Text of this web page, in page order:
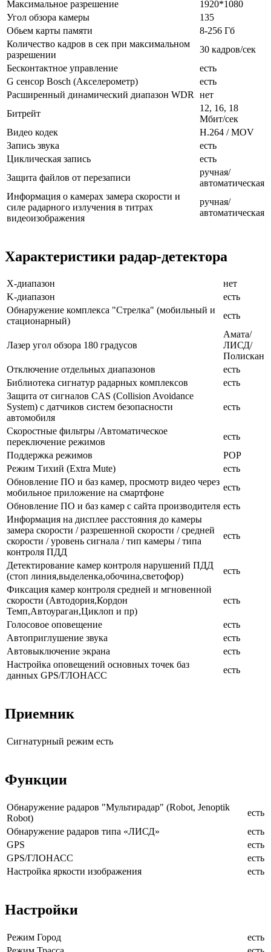
Максимальное разрешение
1920*1080
Угол обзора камеры
135
Обьем карты памяти
8-256 Гб
Количество кадров в сек при максимальном
разрешении
30 кадров/сек
Бесконтактное управление
есть
G сенсор Bosch (Акселерометр)
есть
Расширенный динамический диапазон WDR
нет
Битрейт
12, 16, 18
Mбит/сек
Видео кодек
H.264 / MOV
Запись звука
есть
Циклическая запись
есть
Защита файлов от перезаписи
ручная/
автоматическая
Информация о камерах замера скорости и
силе радарного излучения в титрах
видеоизображения
ручная/
автоматическая
Характеристики радар-детектора
Х-диапазон
нет
K-диапазон
есть
Обнаружение комплекса "Стрелка" (мобильный и
стационарный)
есть
Лазер угол обзора 180 градусов
Амата/
ЛИСД/
Полискан
Отключение отдельных диапазонов
есть
Библиотека сигнатур радарных комплексов
есть
Защита от сигналов CAS (Collision Avoidance
System) с датчиков систем безопасности
автомобиля
есть
Скоростные фильтры /Автоматическое
переключение режимов
есть
Поддержка режимов
POP
Режим Тихий (Extra Mute)
есть
Обновление ПО и баз камер, просмотр видео через
мобильное приложение на смартфоне
есть
Обновление ПО и баз камер с сайта производителя есть
Информация на дисплее расстояния до камеры
замера скорости / разрешенной скорости / средней
скорости / уровень сигнала / тип камеры / типа
контроля ПДД
есть
Детектирование камер контроля нарушений ПДД
(стоп линия,выделенка,обочина,светофор)
есть
Фиксация камер контроля средней и мгновенной
скорости (Автодория,Кордон
Темп,Автоураган,Циклоп и пр)
есть
Голосовое оповещение
есть
Автоприглушение звука
есть
Автовыключение экрана
есть
Настройка оповещений основных точек баз
данных GPS/ГЛОНАСС
есть
Приемник
Сигнатурный режим есть
Функции
Обнаружение радаров "Мультирадар" (Robot, Jenoptik
Robot)
есть
Обнаружение радаров типа «ЛИСД»
есть
GPS
есть
GPS/ГЛОНАСС
есть
Настройка яркости изображения
есть
Настройки
Режим Город
есть